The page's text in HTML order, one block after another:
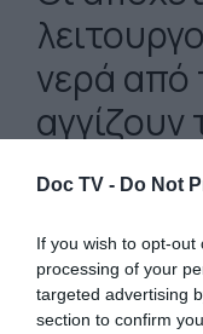
Doc TV - Do Not
If you wish to opt-
processing of your
targeted advertising
section to confirm
νερά από
μικρών
που τα
έχουν